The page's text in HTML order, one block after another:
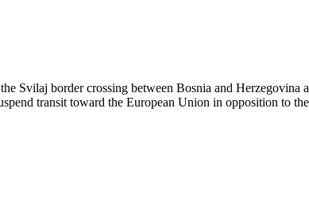
Svilaj border crossing between Bosnia and
transit toward the European Union in opposition to